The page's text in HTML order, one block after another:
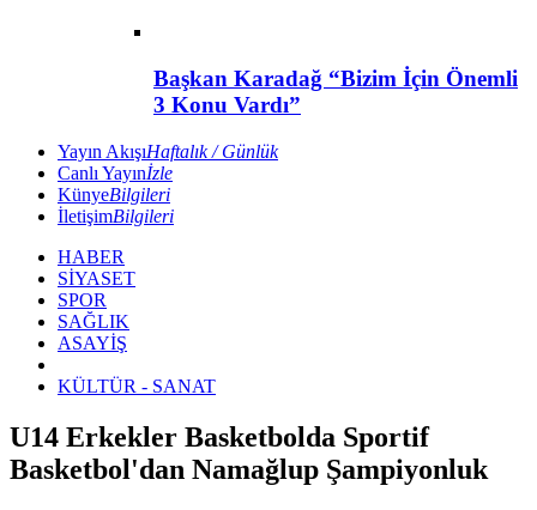
Başkan Karadağ “Bizim İçin Önemli
3 Konu Vardı”
Yayın AkışıHaftalık / Günlük
Canlı Yayınİzle
KünyeBilgileri
İletişimBilgileri
HABER
SİYASET
SPOR
SAĞLIK
ASAYİŞ
KÜLTÜR - SANAT
U14 Erkekler Basketbolda Sportif
Basketbol'dan Namağlup Şampiyonluk